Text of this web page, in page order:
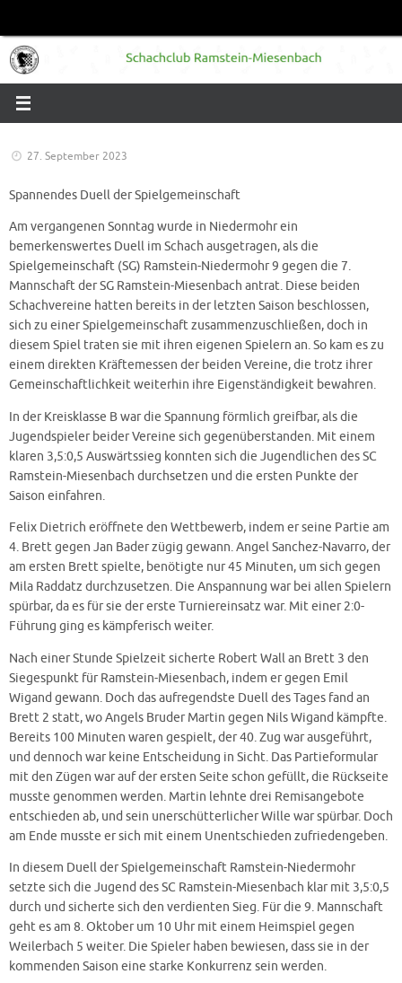
springen
27. September 2023
Spannendes Duell der Spielgemeinschaft
Am vergangenen Sonntag wurde in Niedermohr ein
bemerkenswertes Duell im Schach ausgetragen, als die
Spielgemeinschaft (SG) Ramstein-Niedermohr 9 gegen die 7.
Mannschaft der SG Ramstein-Miesenbach antrat. Diese beiden
Schachvereine hatten bereits in der letzten Saison beschlossen,
sich zu einer Spielgemeinschaft zusammenzuschließen, doch in
diesem Spiel traten sie mit ihren eigenen Spielern an. So kam es zu
einem direkten Kräftemessen der beiden Vereine, die trotz ihrer
Gemeinschaftlichkeit weiterhin ihre Eigenständigkeit bewahren.
In der Kreisklasse B war die Spannung förmlich greifbar, als die
Jugendspieler beider Vereine sich gegenüberstanden. Mit einem
klaren 3,5:0,5 Auswärtssieg konnten sich die Jugendlichen des SC
Ramstein-Miesenbach durchsetzen und die ersten Punkte der
Saison einfahren.
Felix Dietrich eröffnete den Wettbewerb, indem er seine Partie am
4. Brett gegen Jan Bader zügig gewann. Angel Sanchez-Navarro, der
am ersten Brett spielte, benötigte nur 45 Minuten, um sich gegen
Mila Raddatz durchzusetzen. Die Anspannung war bei allen Spielern
spürbar, da es für sie der erste Turniereinsatz war. Mit einer 2:0-
Führung ging es kämpferisch weiter.
Nach einer Stunde Spielzeit sicherte Robert Wall an Brett 3 den
Siegespunkt für Ramstein-Miesenbach, indem er gegen Emil
Wigand gewann. Doch das aufregendste Duell des Tages fand an
Brett 2 statt, wo Angels Bruder Martin gegen Nils Wigand kämpfte.
Bereits 100 Minuten waren gespielt, der 40. Zug war ausgeführt,
und dennoch war keine Entscheidung in Sicht. Das Partieformular
mit den Zügen war auf der ersten Seite schon gefüllt, die Rückseite
musste genommen werden. Martin lehnte drei Remisangebote
entschieden ab, und sein unerschütterlicher Wille war spürbar. Doch
am Ende musste er sich mit einem Unentschieden zufriedengeben.
In diesem Duell der Spielgemeinschaft Ramstein-Niedermohr
setzte sich die Jugend des SC Ramstein-Miesenbach klar mit 3,5:0,5
durch und sicherte sich den verdienten Sieg. Für die 9. Mannschaft
geht es am 8. Oktober um 10 Uhr mit einem Heimspiel gegen
Weilerbach 5 weiter. Die Spieler haben bewiesen, dass sie in der
kommenden Saison eine starke Konkurrenz sein werden.